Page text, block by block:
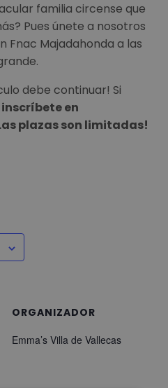
familia circense que
Pues únete a nosotros
Fnac Majadahonda a las
debe continuar! Si
inscríbete en
plazas son limitadas!
ORGANIZADOR
Emma’s Villa de Vallecas